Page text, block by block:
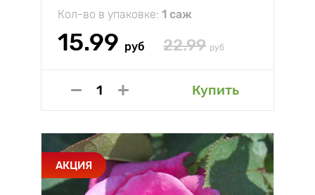
Кол-во в упаковке: 1 саж
15.99 руб 22.99 руб
Купить
АКЦИЯ